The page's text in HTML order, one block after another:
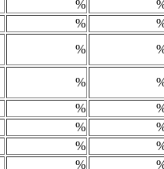
%
%
%
%
%
%
%
%